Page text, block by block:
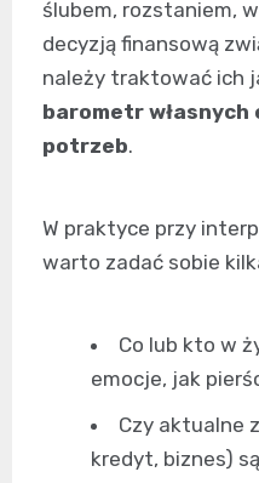
ślubem, rozstaniem,
decyzją finansową
należy traktować ich
barometr
potrzeb.
W praktyce przy
warto zadać sobie
Co lub kto w
emocje, jak
Czy aktualne
kredyt, biznes)